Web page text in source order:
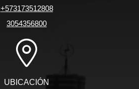
+573173512808
3054356800
UBICACIÓN